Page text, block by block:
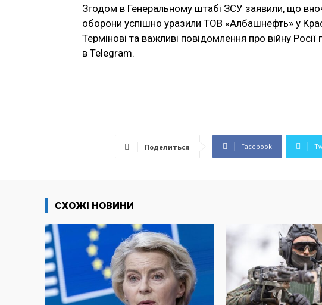
Згодом в Генеральному штабі ЗСУ заявили, що
оборони успішно уразили ТОВ «Албашнефть» у
Термінові та важливі повідомлення про війну
в Telegram.
Поделиться Facebook
СХОЖІ НОВИНИ